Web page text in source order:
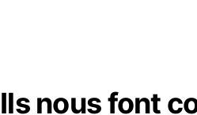
Ils nous font